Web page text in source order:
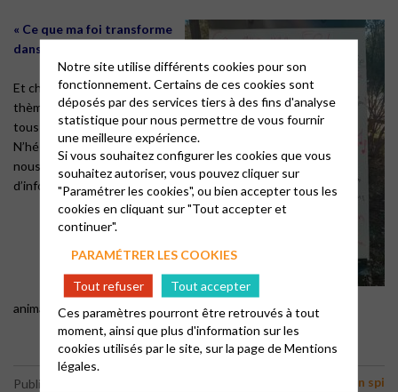
« Ce que ma foi transforme
dans ma vie »
Et chaque mardi, un nouveau
thème sera partagé avec
tous et toutes
N’hésitez pas à venir ou
nous contacter pour plus
d’infos :
animateur.spi.terrenouvelle@gmail.com ou 0663305928
Publié le 9 janvier 2024
Animation spi
Notre site utilise différents cookies pour son
fonctionnement. Certains de ces cookies sont
déposés par des services tiers à des fins d'analyse
statistique pour nous permettre de vous fournir
une meilleure expérience.
Si vous souhaitez configurer les cookies que vous
souhaitez autoriser, vous pouvez cliquer sur
"Paramétrer les cookies", ou bien accepter tous les
cookies en cliquant sur "Tout accepter et
continuer".
PARAMÉTRER LES COOKIES
Tout refuser
Tout accepter
Ces paramètres pourront être retrouvés à tout
moment, ainsi que plus d'information sur les
cookies utilisés par le site, sur la page deMentions
légales.